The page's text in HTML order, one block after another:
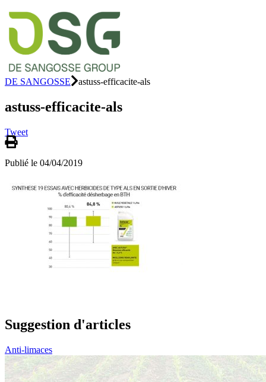
DE SANGOSSE astuss-efficacite-als
astuss-efficacite-als
Tweet
Publié le 04/04/2019
Suggestion d'articles
Anti-limaces